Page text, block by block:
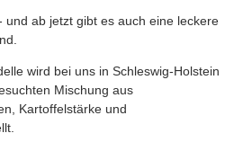
und ab jetzt gibt es auch eine leckere
wird bei uns in Schleswig-Holstein
Mischung aus
Kartoffelstärke und